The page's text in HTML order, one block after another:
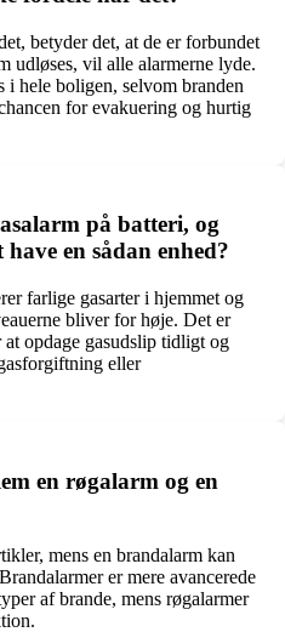
betyder det, at de er forbundet
udløses, vil alle alarmerne lyde.
i hele boligen, selvom branden
for evakuering og hurtig
på batteri, og
en sådan enhed?
farlige gasarter i hjemmet og
bliver for høje. Det er
opdage gasudslip tidligt og
eller
en røgalarm og en
mens en brandalarm kan
er mere avancerede
af brande, mens røgalarmer